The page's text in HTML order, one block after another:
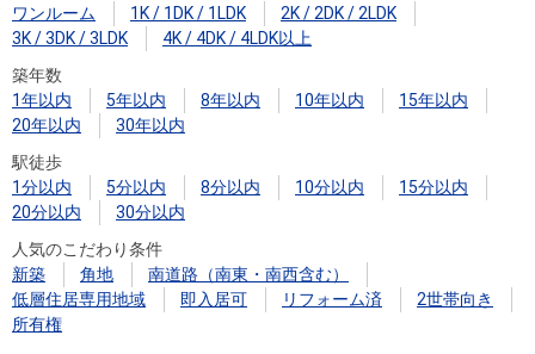
ワンルーム
1K / 1DK / 1LDK
2K / 2DK / 2LDK
3K / 3DK / 3LDK
4K / 4DK / 4LDK以上
築年数
1年以内
5年以内 8年以内 10年以内
15年以内
20年以内
30年以内
駅徒歩
1分以内
5分以内 8分以内 10分以内
15分以内
20分以内
30分以内
人気のこだわり条件
新築
角地
南道路（南東・南西含む）
低層住居専用地域
即入居可 リフォーム済
2世帯向き
所有権